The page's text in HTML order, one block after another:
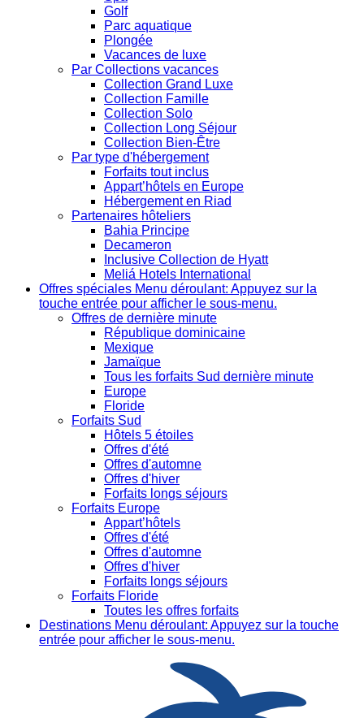
Golf
Parc aquatique
Plongée
Vacances de luxe
Par Collections vacances
Collection Grand Luxe
Collection Famille
Collection Solo
Collection Long Séjour
Collection Bien-Être
Par type d'hébergement
Forfaits tout inclus
Appart’hôtels en Europe
Hébergement en Riad
Partenaires hôteliers
Bahia Principe
Decameron
Inclusive Collection de Hyatt
Meliá Hotels International
Offres spéciales Menu déroulant: Appuyez sur la
touche entrée pour afficher le sous-menu.
Offres de dernière minute
République dominicaine
Mexique
Jamaïque
Tous les forfaits Sud dernière minute
Europe
Floride
Forfaits Sud
Hôtels 5 étoiles
Offres d'été
Offres d'automne
Offres d'hiver
Forfaits longs séjours
Forfaits Europe
Appart’hôtels
Offres d'été
Offres d'automne
Offres d'hiver
Forfaits longs séjours
Forfaits Floride
Toutes les offres forfaits
Destinations Menu déroulant: Appuyez sur la touche
entrée pour afficher le sous-menu.